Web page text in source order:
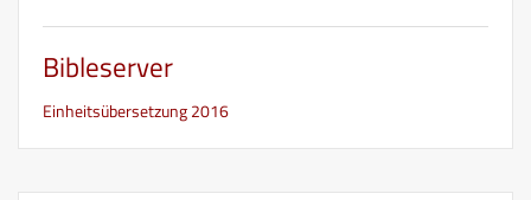
Bibleserver
Einheitsübersetzung 2016